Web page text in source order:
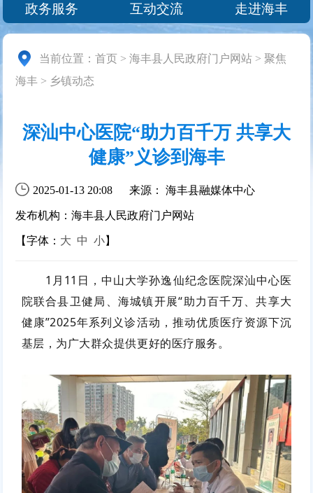
政务服务
互动交流 走进海丰
当前位置：首页 >海丰县人民政府门户网站 >聚焦
海丰 > 乡镇动态
深汕中心医院“助力百千万 共享大
健康”义诊到海丰
2025-01-13 20:08 来源： 海丰县融媒体中心
发布机构：海丰县人民政府门户网站
【字体： 大 中 小】
1月11日，中山大学孙逸仙纪念医院深汕中心医
院联合县卫健局、海城镇开展“助力百千万、共享大
健康”2025年系列义诊活动，推动优质医疗资源下沉
基层，为广大群众提供更好的医疗服务。